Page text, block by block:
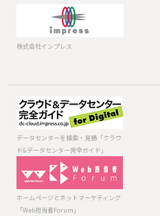
株式会社インプレス
データセンター
を検索・見積
「クラウド&デー
タセンター完全
ソフトウェア開
発エンジニアに
「Think IT」
ホームページと
ネットマーケテ
ィング「Web担
当者Forum」
インターネット
メディアの総合
研究所 調査報
データセンターを検索・見積「クラウ
ド&データセンター完全ガイド」
ホームページとネットマーケティング
「Web担当者Forum」